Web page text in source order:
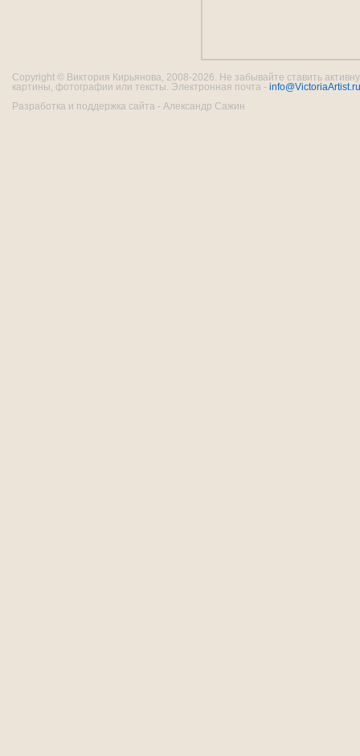
Copyright © Виктория Кирьянова, 2008-2026. Не забывайте ставить
картины, фотографии или тексты. Электронная почта - info@VictoriaArtist.ru
Разработка и поддержка сайта - Александр Сажин